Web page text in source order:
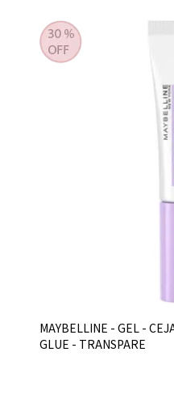
MAYBELLINE - GEL -
GLUE - TRANSPARE